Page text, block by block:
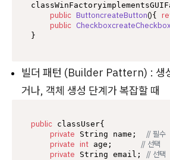
public ButtoncreateButton(){
public CheckboxcreateCheckbox
빌더 패턴 (Builder Pattern) : 생
거나, 객체 생성 단계가 복잡할 때
public classUser{
private String name; // 필수
private int age; // 선택
private String email; // 선택